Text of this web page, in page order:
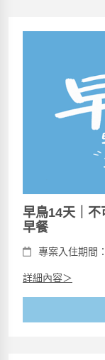
早鳥14天｜不
早餐
專案入住期間
詳細內容＞